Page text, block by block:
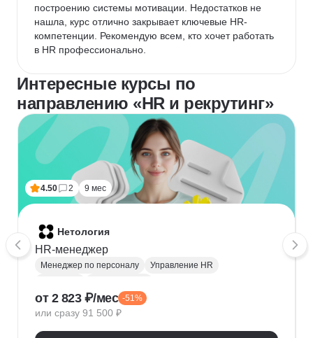
построению системы мотивации. Недостатков не
нашла, курс отлично закрывает ключевые HR-
компетенции. Рекомендую всем, кто хочет работать
в HR профессионально.
Интересные курсы по
направлению «HR и рекрутинг»
4.50 2 9 мес
Нетология
HR-менеджер
Менеджер по персоналу
Управление HR
HRBP (HR бизнес-партнёр)
Обучение и развитие персонала
Кадровое делопроизводство
от 2 823 ₽/мес -51%
или сразу 91 500 ₽